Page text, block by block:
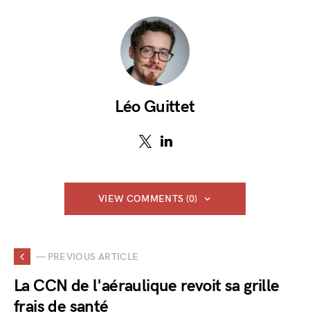
Léo Guittet
VIEW COMMENTS (0)
— PREVIOUS ARTICLE
La CCN de l'aéraulique revoit sa grille
frais de santé